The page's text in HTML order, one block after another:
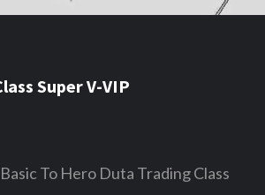
Super V-VIP
To Hero Duta Trading Class